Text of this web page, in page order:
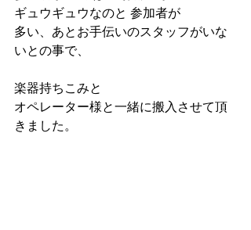
ギュウギュウなのと 参加者が
多い、あとお手伝いのスタッフがいな
いとの事で、
楽器持ちこみと
オペレーター様と一緒に搬入させて頂
きました。